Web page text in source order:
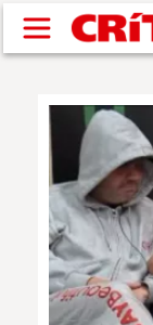
Pasar al
SUCESOS
NACIONAL
POLÍTICA